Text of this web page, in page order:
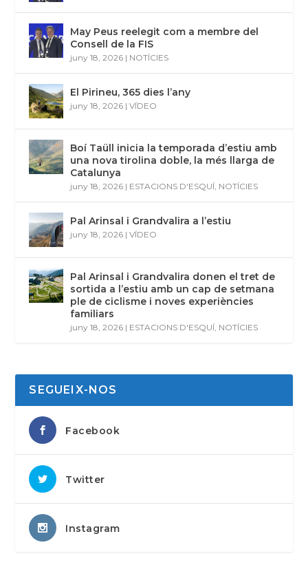
May Peus reelegit com a membre del
Consell de la FIS
juny 18, 2026 | NOTÍCIES
El Pirineu, 365 dies l’any
juny 18, 2026 |VÍDEO
Boí Taüll inicia la temporada d’estiu amb
una nova tirolina doble, la més llarga de
Catalunya
juny 18, 2026 | ESTACIONS D'ESQUÍ NOTÍCIES
Pal Arinsal i Grandvalira a l’estiu
juny 18, 2026 |VÍDEO
Pal Arinsal i Grandvalira donen el tret de
sortida a l’estiu amb un cap de setmana
ple de ciclisme i noves experiències
familiars
juny 18, 2026 | ESTACIONS D'ESQUÍ NOTÍCIES
SEGUEIX-NOS
Facebook
Twitter
Instagram